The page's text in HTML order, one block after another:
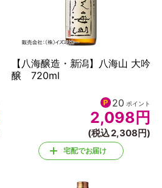
【八海醸造・新潟】八海山 大吟
醸 720ml
20 ポイント
2,098 円
(税込 2,308円)
宅配でお届け